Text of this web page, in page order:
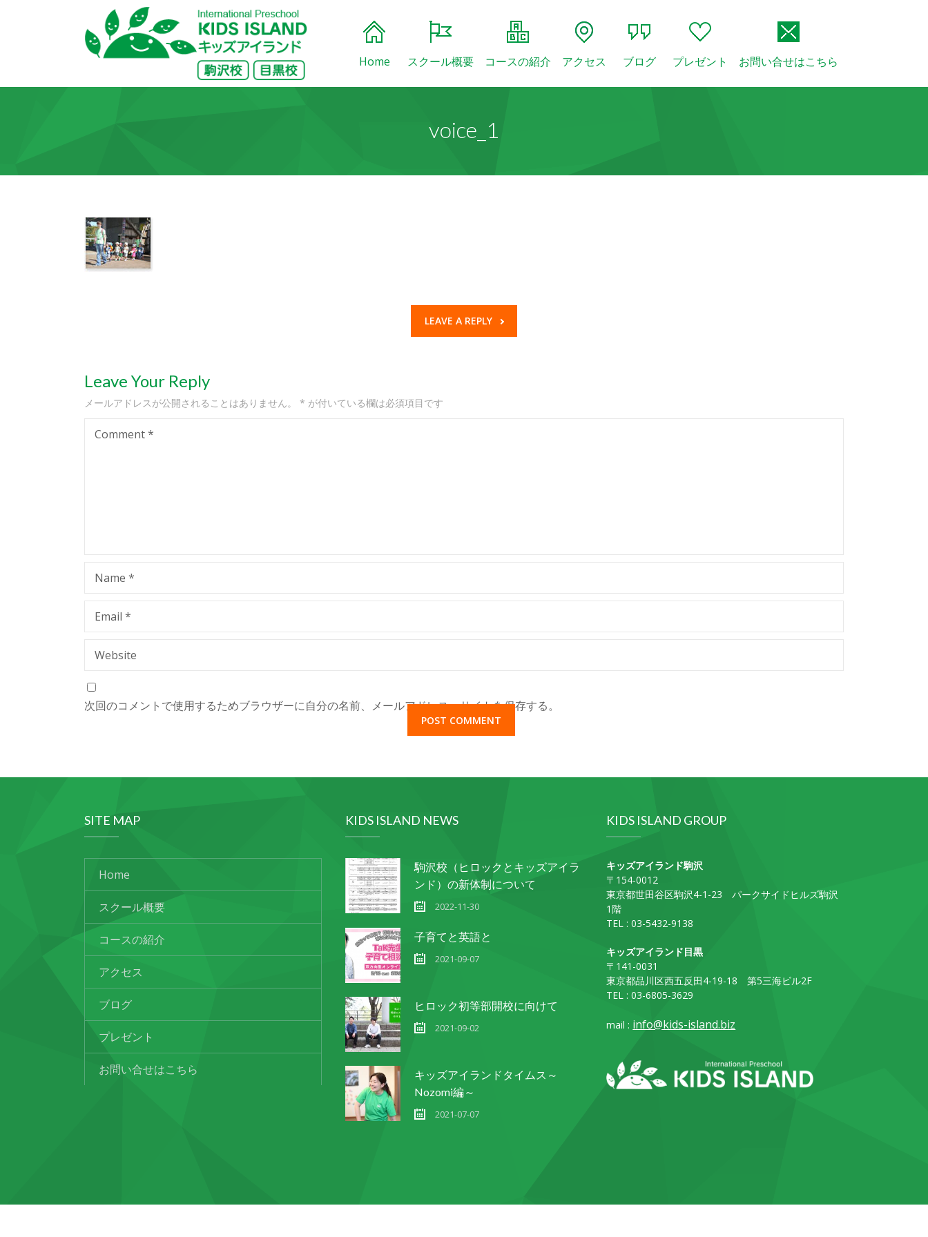
Home スクール概要 コースの紹介 アクセス ブログ プレゼント お問い合せはこちら
voice_1
LEAVE A REPLY
Leave Your Reply
メールアドレスが公開されることはありません。 * が付いている欄は必須項目です
Comment*
Name *
Email *
Website
次回のコメントで使用するためブラウザーに自分の名前、メールアドレス、サイトを保存する。
SITE MAP
Home
スクール概要
コースの紹介
アクセス
ブログ
プレゼント
お問い合せはこちら
KIDS ISLAND NEWS
駒沢校（ヒロックとキッズアイラ
ンド）の新体制について
2022-11-30
子育てと英語と
2021-09-07
ヒロック初等部開校に向けて
2021-09-02
キッズアイランドタイムス～
Nozomi編～
2021-07-07
KIDS ISLAND GROUP
キッズアイランド駒沢
〒154-0012
東京都世田谷区駒沢4-1-23 パークサイドヒルズ駒沢
1階
TEL : 03-5432-9138
キッズアイランド目黒
〒141-0031
東京都品川区西五反田4-19-18 第5三海ビル2F
TEL : 03-6805-3629
mail : info@kids-island.biz